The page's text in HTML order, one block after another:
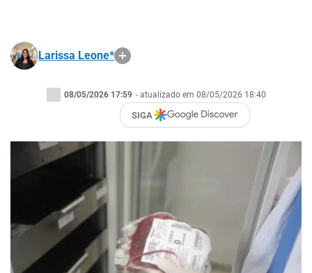
Larissa Leone*
08/05/2026 17:59 - atualizado em 08/05/2026 18:40
SIGA